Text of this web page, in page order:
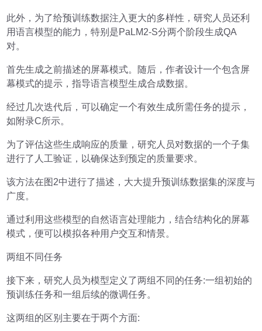
此外，为了给预训练数据注入更大的多样性，研究人员还利
用语言模型的能力，特别是PaLM2-S分两个阶段生成QA
对。
首先生成之前描述的屏幕模式。随后，作者设计一个包含屏
幕模式的提示，指导语言模型生成合成数据。
经过几次迭代后，可以确定一个有效生成所需任务的提示，
如附录C所示。
为了评估这些生成响应的质量，研究人员对数据的一个子集
进行了人工验证，以确保达到预定的质量要求。
该方法在图2中进行了描述，大大提升预训练数据集的深度与
广度。
通过利用这些模型的自然语言处理能力，结合结构化的屏幕
模式，便可以模拟各种用户交互和情景。
两组不同任务
接下来，研究人员为模型定义了两组不同的任务:一组初始的
预训练任务和一组后续的微调任务。
这两组的区别主要在于两个方面: